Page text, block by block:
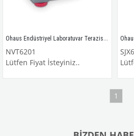
Ohaus Endüstriyel Laboratuvar Terazisi / NVT6201
NVT6201
Lütfen Fiyat İsteyiniz..
1